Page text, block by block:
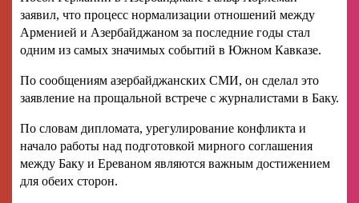
заявил, что процесс нормализации отношений между
Арменией и Азербайджаном за последние годы стал
одним из самых значимых событий в Южном Кавказе.
По сообщениям азербайджанских СМИ, он сделал это
заявление на прощальной встрече с журналистами в Баку.
По словам дипломата, урегулирование конфликта и
начало работы над подготовкой мирного соглашения
между Баку и Ереваном являются важным достижением
для обеих сторон.